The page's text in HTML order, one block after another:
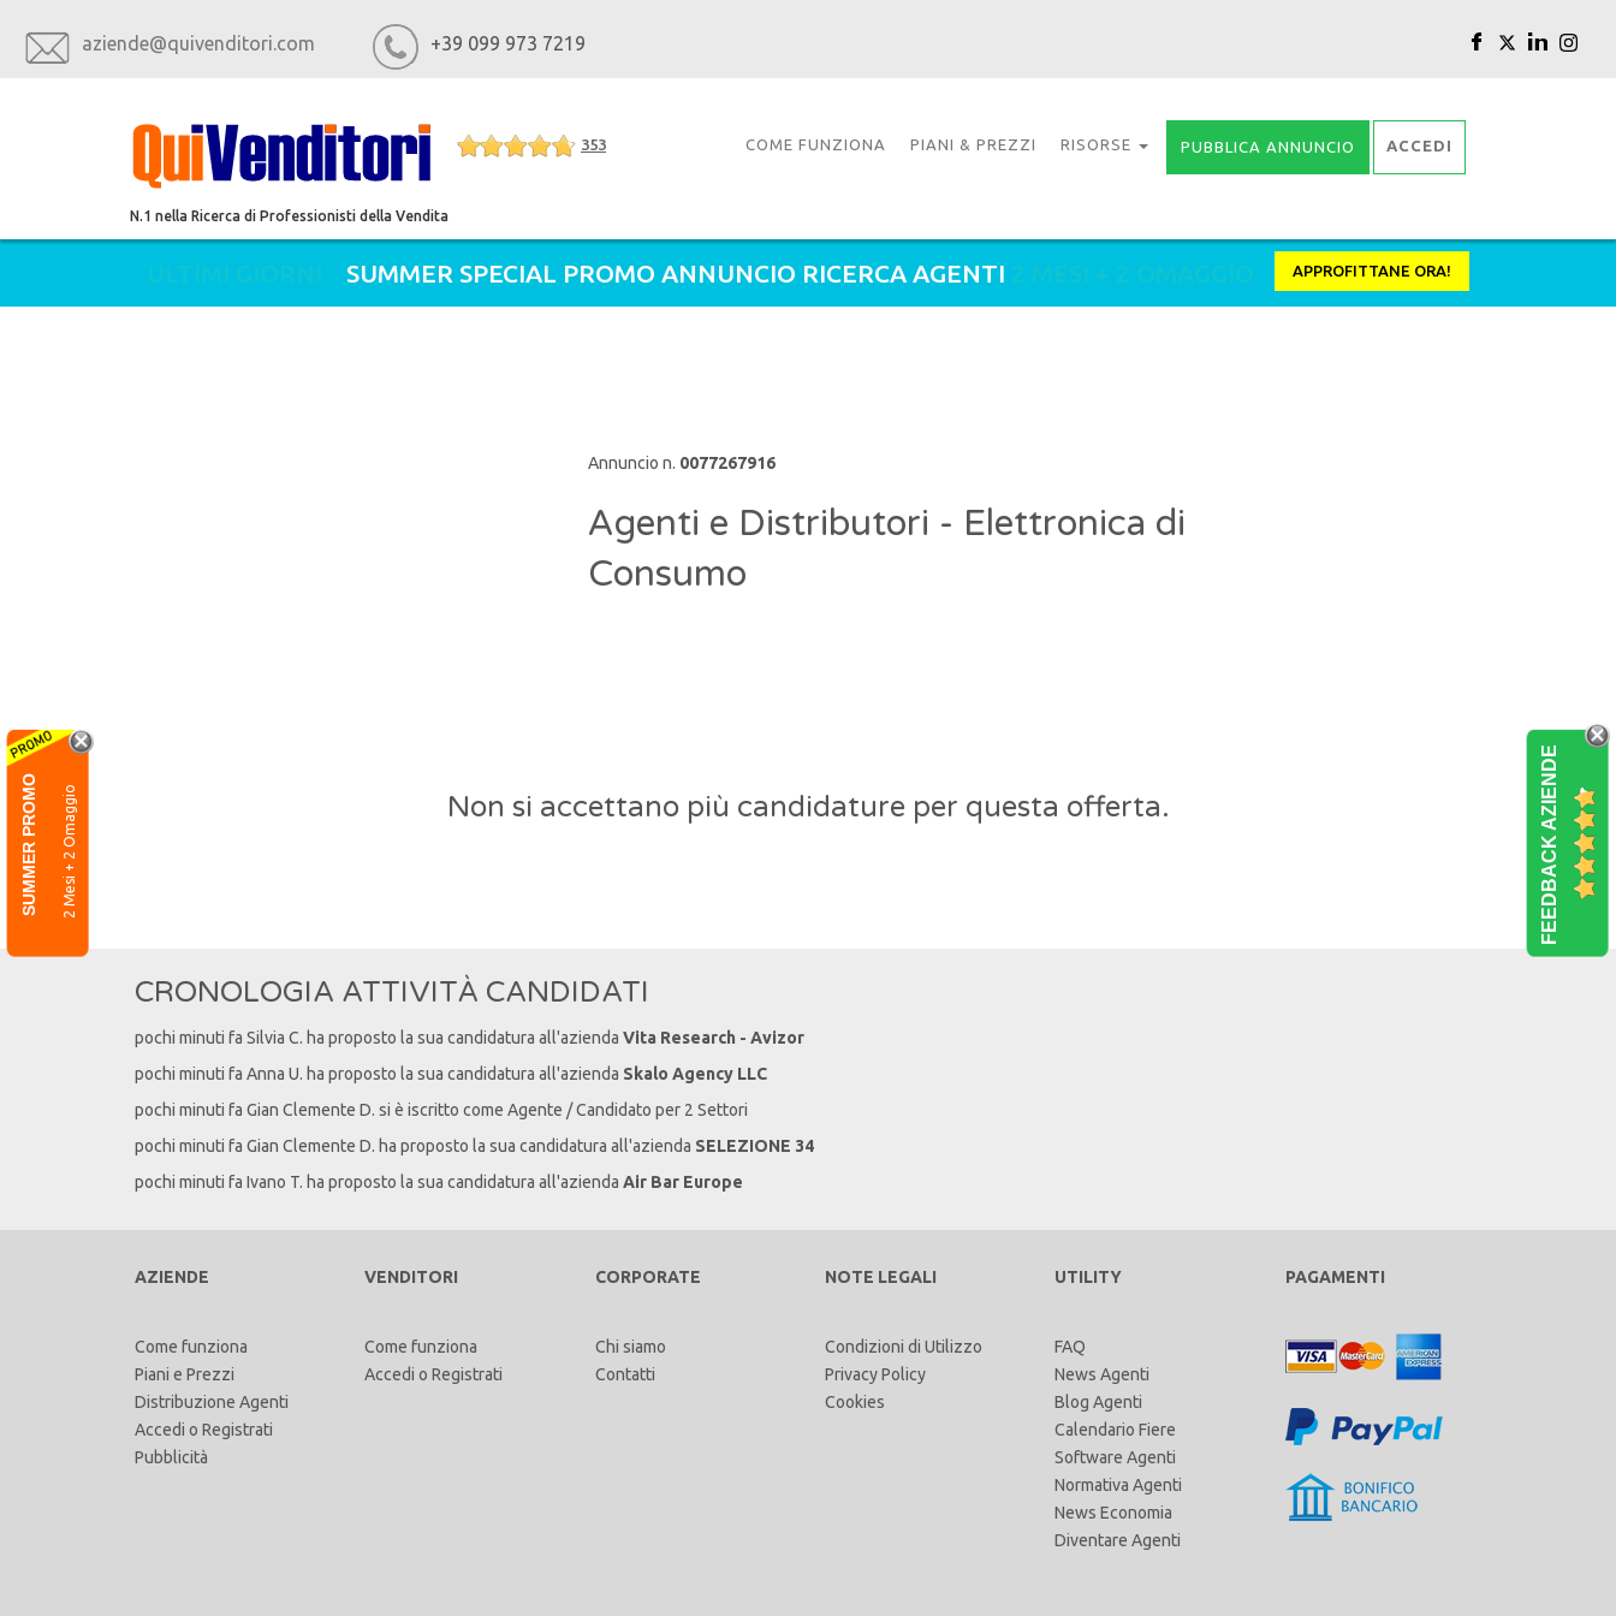
aziende@quivenditori.com +39 099 973 7219
353
N.1 nella Ricerca di Professionisti della Vendita
COME FUNZIONA PIANI & PREZZI RISORSE PUBBLICA ANNUNCIO ACCEDI
SUMMER SPECIAL PROMO ANNUNCIO RICERCA AGENTI APPROFITTANE ORA!
FEEDBACK AZIENDE
SUMMER PROMO 2 Mesi + 2 Omaggio
Annuncio n. 0077267916
Agenti e Distributori - Elettronica di
Consumo
Non si accettano più candidature per questa offerta.
CRONOLOGIA ATTIVITÀ CANDIDATI
pochi minuti fa Silvia C. ha proposto la sua candidatura all'azienda Vita Research - Avizor
pochi minuti fa Anna U. ha proposto la sua candidatura all'azienda Skalo Agency LLC
pochi minuti fa Gian Clemente D. si è iscritto come Agente / Candidato per 2 Settori
pochi minuti fa Gian Clemente D. ha proposto la sua candidatura all'azienda SELEZIONE 34
pochi minuti fa Ivano T. ha proposto la sua candidatura all'azienda Air Bar Europe
AZIENDE
Come funziona
Piani e Prezzi
Distribuzione Agenti
Accedi o Registrati
Pubblicità
VENDITORI
Come funziona
Accedi oRegistrati
CORPORATE
Chi siamo
Contatti
NOTE LEGALI
Condizioni di Utilizzo
Privacy Policy
Cookies
UTILITY
FAQ
News Agenti
Blog Agenti
Calendario Fiere
Software Agenti
Normativa Agenti
News Economia
Diventare Agenti
PAGAMENTI